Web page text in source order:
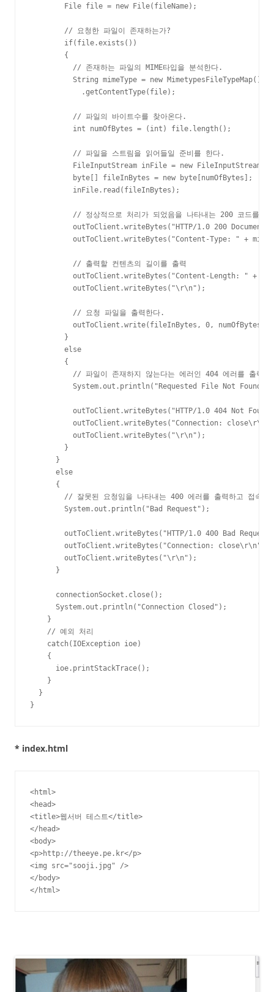
        File file = new File(fileName);
        // 요청한 파일이 존재하는가?
        if(file.exists())
        {
          // 존재하는 파일의 MIME타입을 분석한다.
          String mimeType = new MimetypesFileTypeMap()
            .getContentType(file);
          // 파일의 바이트수를 찾아온다.
          int numOfBytes = (int) file.length();
          // 파일을 스트림을 읽어들일 준비를 한다.
FileInputStream inFile = new
          byte[] fileInBytes = new byte[numOfBytes];
          inFile.read(fileInBytes);
// 정상적으로 처리가 되었음을 나타내는 200 코드를 출
outToClient.writeBytes("HTTP/1.0 200 Document
outToClient.writeBytes("Content-Type: " +
          // 출력할 컨텐츠의 길이를 출력
outToClient.writeBytes("Content-Length: " +
          outToClient.writeBytes("\r\n");
          // 요청 파일을 출력한다.
          outToClient.write(fileInBytes, 0, numOfBytes);
        }
        else
        {
// 파일이 존재하지 않는다는 에러인 404 에러를 출력하
System.out.println("Requested File Not Found :
outToClient.writeBytes("HTTP/1.0 404 Not Found
outToClient.writeBytes("Connection:
          outToClient.writeBytes("\r\n");
        }
      }
      else
      {
// 잘못된 요청임을 나타내는 400 에러를 출력하고 접속을
        System.out.println("Bad Request");
outToClient.writeBytes("HTTP/1.0 400 Bad Request
        outToClient.writeBytes("Connection: close\r\n");
        outToClient.writeBytes("\r\n");
      }
      connectionSocket.close();
      System.out.println("Connection Closed");
    }
    // 예외 처리
    catch(IOException ioe)
    {
      ioe.printStackTrace();
    }
  }
}
* index.html
<html>
<head>
<title>웹서버 테스트</title>
</head>
<body>
<p>http://theeye.pe.kr</p>
<img src="sooji.jpg" />
</body>
</html>